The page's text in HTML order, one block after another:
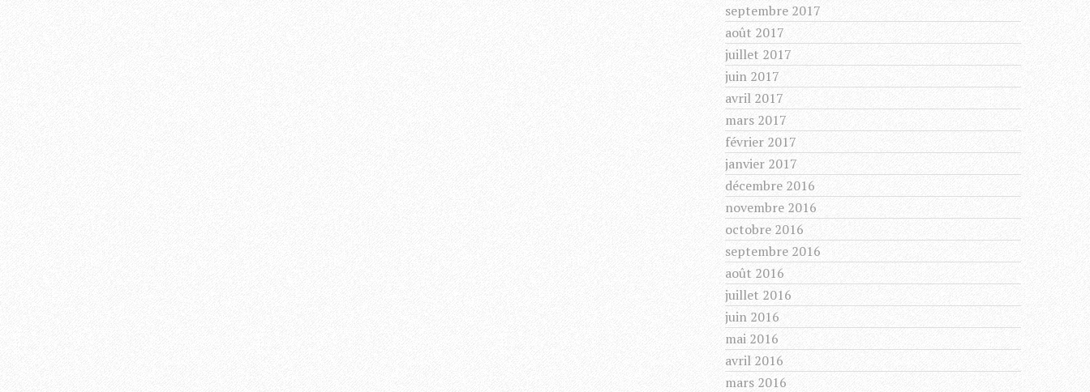
septembre 2017
août 2017
juillet 2017
juin 2017
avril 2017
mars 2017
février 2017
janvier 2017
décembre 2016
novembre 2016
octobre 2016
septembre 2016
août 2016
juillet 2016
juin 2016
mai 2016
avril 2016
mars 2016